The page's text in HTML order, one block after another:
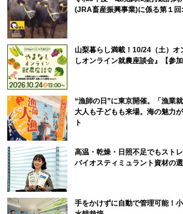
(JRA畜産振興事業)に係る第１
山梨暮らし満載！10/24（土）オ
しオンライン就農座談会』【参加
“漁師の日”に東京開催。「漁業
大人も子どもも来場。海の魅力
ト
高温・乾燥・日照不足でもスト
バイオスティミュラント資材の
手をかけずに自動で管理可能！